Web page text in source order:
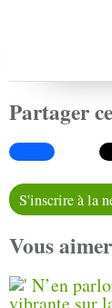
Partager
S'inscrire à la
Vous